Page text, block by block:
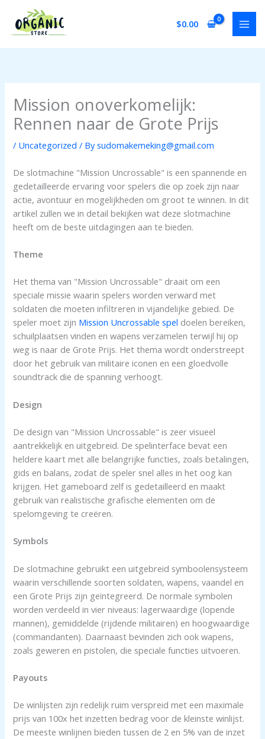
content
$0.00
Mission onoverkomelijk:
Rennen naar de Grote Prijs
/ Uncategorized / Bysudomakemeking@gmail.com
De slotmachine "Mission Uncrossable" is een spannende en
gedetailleerde ervaring voor spelers die op zoek zijn naar
actie, avontuur en mogelijkheden om groot te winnen. In dit
artikel zullen we in detail bekijken wat deze slotmachine
heeft om de beste uitdagingen aan te bieden.
Theme
Het thema van "Mission Uncrossable" draait om een
speciale missie waarin spelers worden verward met
soldaten die moeten infiltreren in vijandelijke gebied. De
speler moet zijn Mission Uncrossable spel doelen bereiken,
schuilplaatsen vinden en wapens verzamelen terwijl hij op
weg is naar de Grote Prijs. Het thema wordt onderstreept
door het gebruik van militaire iconen en een gloedvolle
soundtrack die de spanning verhoogt.
Design
De design van "Mission Uncrossable" is zeer visueel
aantrekkelijk en uitgebreid. De spelinterface bevat een
heldere kaart met alle belangrijke functies, zoals betalingen,
gids en balans, zodat de speler snel alles in het oog kan
krijgen. Het gameboard zelf is gedetailleerd en maakt
gebruik van realistische grafische elementen om de
spelomgeving te creëren.
Symbols
De slotmachine gebruikt een uitgebreid symboolensysteem
waarin verschillende soorten soldaten, wapens, vaandel en
een Grote Prijs zijn geïntegreerd. De normale symbolen
worden verdeeld in vier niveaus: lagerwaardige (lopende
mannen), gemiddelde (rijdende militairen) en hoogwaardige
(commandanten). Daarnaast bevinden zich ook wapens,
zoals geweren en pistolen, die speciale functies uitvoeren.
Payouts
De winlijsten zijn redelijk ruim verspreid met een maximale
prijs van 100x het inzetten bedrag voor de kleinste winlijst.
De meeste winlijnen bieden tussen de 2 en 5% van de inzet